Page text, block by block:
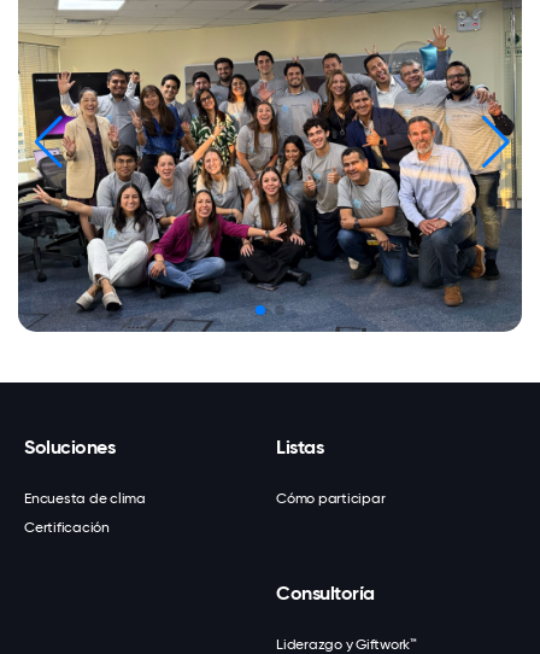
Soluciones
Encuesta de clima
Certificación
Listas
Cómo participar
Consultoría
Liderazgo y Giftwork™